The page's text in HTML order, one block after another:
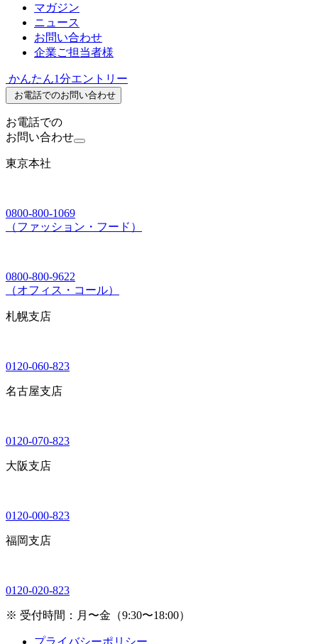
マガジン
ニュース
お問い合わせ
企業ご担当者様
かんたん1分エントリー
お電話でのお問い合わせ
お電話での
お問い合わせ
東京本社
0800-800-1069
（ファッション・フード）
0800-800-9622
（オフィス・コール）
札幌支店
0120-060-823
名古屋支店
0120-070-823
大阪支店
0120-000-823
福岡支店
0120-020-823
※ 受付時間：月〜金（9:30〜18:00）
プライバシーポリシー